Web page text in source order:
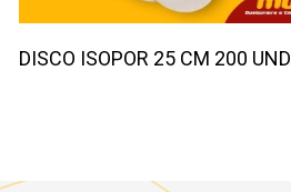
DISCO ISOPOR 25 CM 200 UND